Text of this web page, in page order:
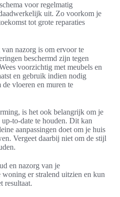
voor regelmatig
uit. Zo voorkom je
tot grote reparaties
nazorg is om ervoor te
beschermd zijn tegen
voorzichtig met meubels en
en gebruik indien nodig
de vloeren en muren te
is het ook belangrijk om je
to-date te houden. Dit kan
aanpassingen doet om je huis
Vergeet daarbij niet om de stijl
en nazorg van je
er stralend uitzien en kun
resultaat.